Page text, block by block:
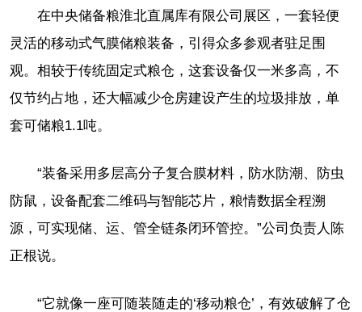
在中央储备粮淮北直属库有限公司展区，一套轻便
灵活的移动式气膜储粮装备，引得众多参观者驻足围
观。相较于传统固定式粮仓，这套设备仅一米多高，不
仅节约占地，还大幅减少仓房建设产生的垃圾排放，单
套可储粮1.1吨。
“装备采用多层高分子复合膜材料，防水防潮、防虫
防鼠，设备配套二维码与智能芯片，粮情数据全程溯
源，可实现储、运、管全链条闭环管控。”公司负责人陈
正根说。
“它就像一座可随装随走的‘移动粮仓’，有效破解了仓